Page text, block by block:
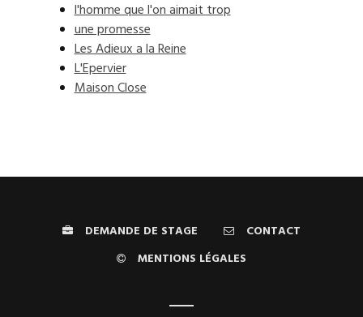
l'homme que l'on aimait trop
une promesse
Les Adieux a la Reine
L'Epervier
Maison Close
DEMANDE DE STAGE
CONTACT
MENTIONS LÉGALES